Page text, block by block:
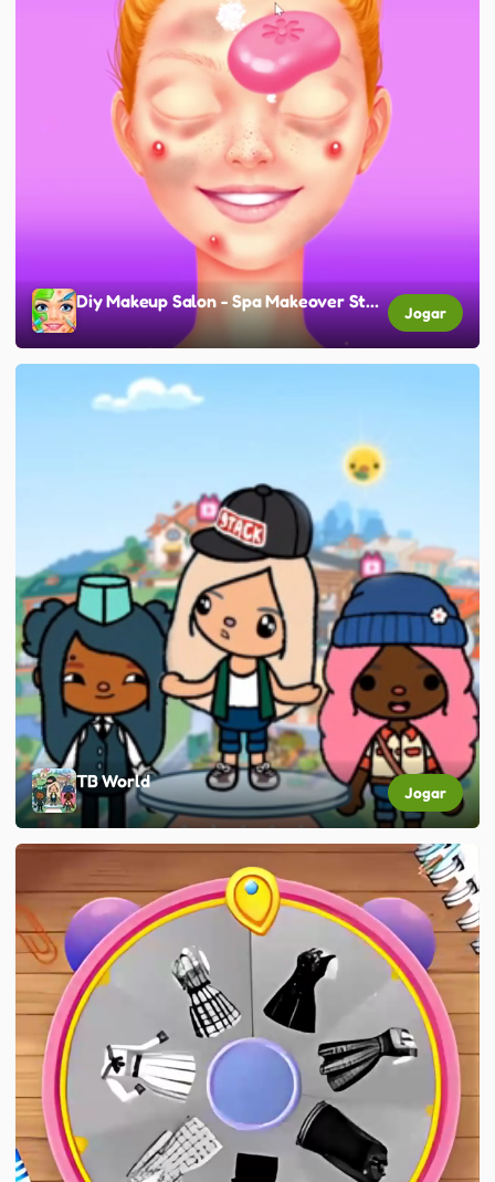
Diy Makeup Salon - Spa Makeover Studio
Jogar
TB World
Jogar